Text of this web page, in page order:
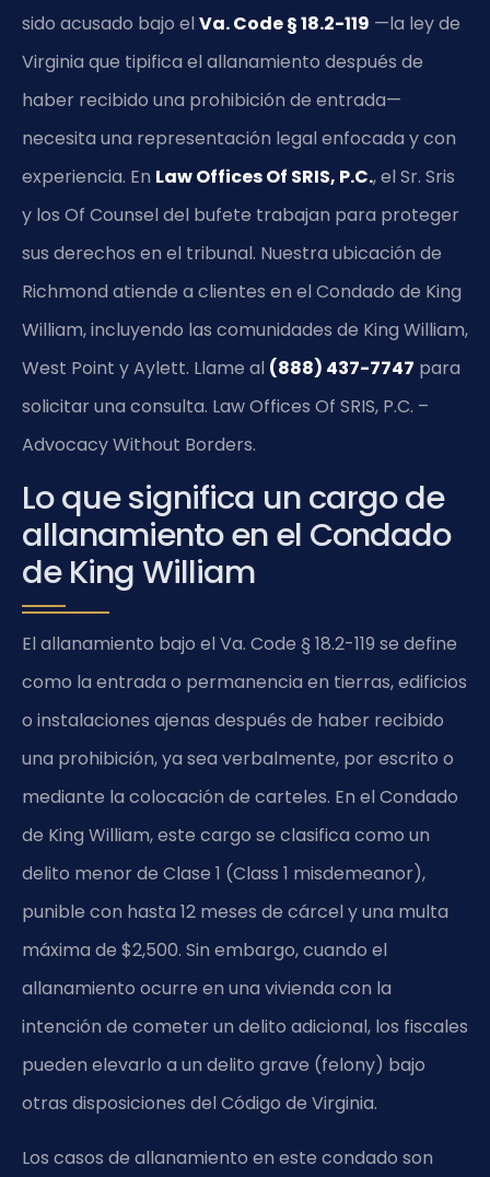
sido acusado bajo el Va. Code § 18.2-119 —la ley de
Virginia que tipifica el allanamiento después de
haber recibido una prohibición de entrada—
necesita una representación legal enfocada y con
experiencia. En Law Offices Of SRIS, P.C., el Sr. Sris
y los Of Counsel del bufete trabajan para proteger
sus derechos en el tribunal. Nuestra ubicación de
Richmond atiende a clientes en el Condado de King
William, incluyendo las comunidades de King William,
West Point y Aylett. Llame al (888) 437-7747 para
solicitar una consulta. Law Offices Of SRIS, P.C. –
Advocacy Without Borders.
Lo que significa un cargo de
allanamiento en el Condado
de King William
El allanamiento bajo el Va. Code § 18.2-119 se define
como la entrada o permanencia en tierras, edificios
o instalaciones ajenas después de haber recibido
una prohibición, ya sea verbalmente, por escrito o
mediante la colocación de carteles. En el Condado
de King William, este cargo se clasifica como un
delito menor de Clase 1 (Class 1 misdemeanor),
punible con hasta 12 meses de cárcel y una multa
máxima de $2,500. Sin embargo, cuando el
allanamiento ocurre en una vivienda con la
intención de cometer un delito adicional, los fiscales
pueden elevarlo a un delito grave (felony) bajo
otras disposiciones del Código de Virginia.
Los casos de allanamiento en este condado son